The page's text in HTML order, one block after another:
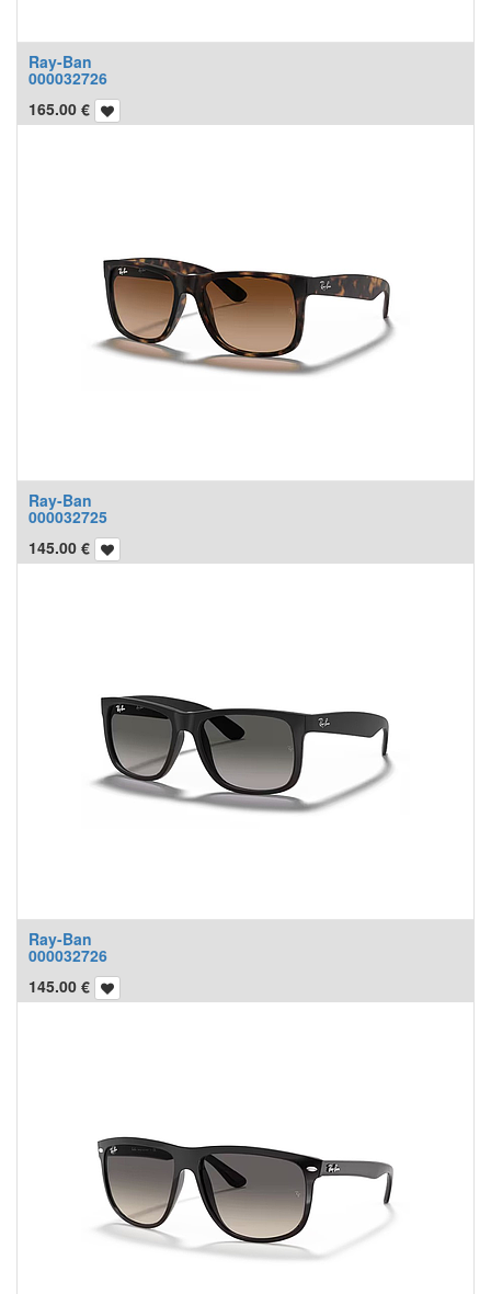
Ray-Ban
000032726
165.00 €
Ray-Ban
000032725
145.00 €
Ray-Ban
000032726
145.00 €